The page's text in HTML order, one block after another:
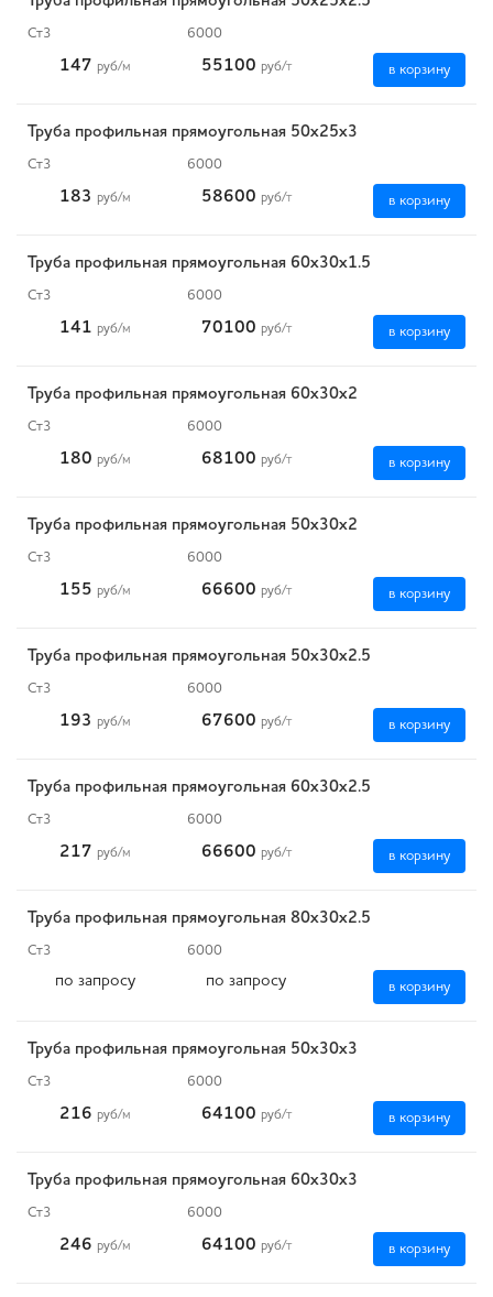
Ст3 6000
147 руб/м 55100 руб/т в корзину
Труба профильная прямоугольная 50х25х3
Ст3 6000
183 руб/м 58600 руб/т в корзину
Труба профильная прямоугольная 60х30х1.5
Ст3 6000
141 руб/м 70100 руб/т в корзину
Труба профильная прямоугольная 60х30х2
Ст3 6000
180 руб/м 68100 руб/т в корзину
Труба профильная прямоугольная 50х30х2
Ст3 6000
155 руб/м 66600 руб/т в корзину
Труба профильная прямоугольная 50х30х2.5
Ст3 6000
193 руб/м 67600 руб/т в корзину
Труба профильная прямоугольная 60х30х2.5
Ст3 6000
217 руб/м 66600 руб/т в корзину
Труба профильная прямоугольная 80х30х2.5
Ст3 6000
по запросу по запросу в корзину
Труба профильная прямоугольная 50х30х3
Ст3 6000
216 руб/м 64100 руб/т в корзину
Труба профильная прямоугольная 60х30х3
Ст3 6000
246 руб/м 64100 руб/т в корзину